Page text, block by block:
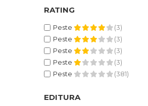
RATING
Peste
(3)
Peste
(3)
Peste
(3)
Peste
(3)
Peste
(381)
EDITURA